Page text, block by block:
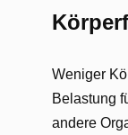
Weniger
Belastung
andere